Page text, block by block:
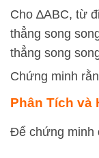
Cho ∆ABC, từ
thẳng song
thẳng song
Chứng minh
Phân Tích và
Để chứng minh